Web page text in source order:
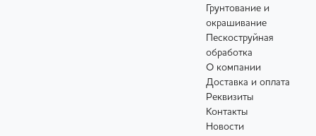
Грунтование и
окрашивание
Пескоструйная
обработка
О компании
Доставка и оплата
Реквизиты
Контакты
Новости